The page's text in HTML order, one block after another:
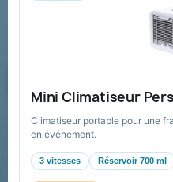
Mini Climatiseur
Climatiseur portable pour une
en événement.
3 vitesses Réservoir 700 ml
equipe@promenoch-
Recevez nos offres spéciales